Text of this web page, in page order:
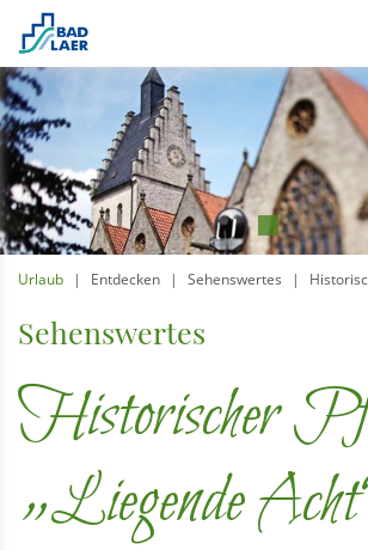
Urlaub Entdecken Sehenswertes
Sehenswertes
Historischer
„Liegende